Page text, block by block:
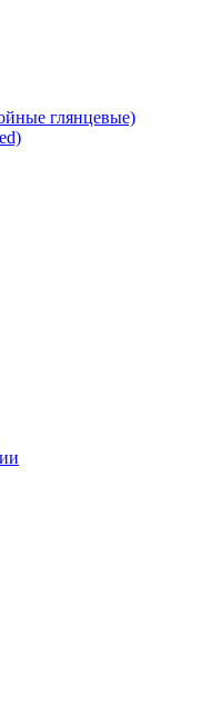
глянцевые)